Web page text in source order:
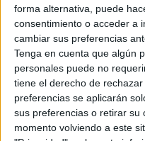
forma alternativa, puede
consentimiento o acceder a
cambiar sus preferencias
Tenga en cuenta que algún
personales puede no
tiene el derecho de
preferencias se aplicarán
sus preferencias o retirar su
momento volviendo a este
personajes historicos
Muhammad Ali Jinnah,
Viva la vida de los
Blog de hashmi